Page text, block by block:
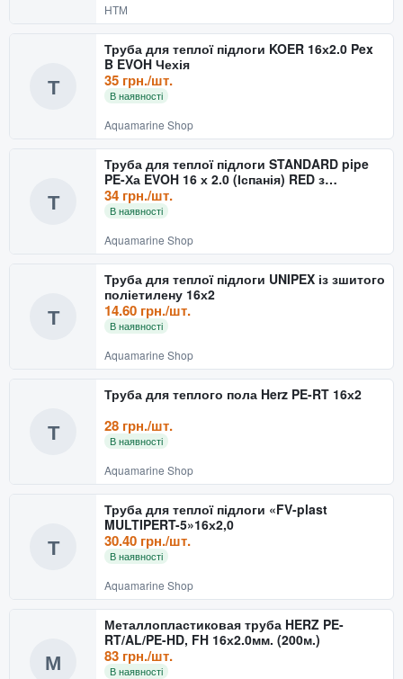
НТМ
Т
Труба для теплої підлоги KOER 16х2.0 Pex
B EVOH Чехія
35 грн./шт.
В наявності
Aquamarine Shop
Т
Труба для теплої підлоги STANDARD pipe
PE-Ха EVOH 16 х 2.0 (Іспанія) RED з
кисневим бар'єром
34 грн./шт.
В наявності
Aquamarine Shop
Т
Труба для теплої підлоги UNIPEX із зшитого
поліетилену 16х2
14.60 грн./шт.
В наявності
Aquamarine Shop
Т
Труба для теплого пола Herz PE-RT 16х2
28 грн./шт.
В наявності
Aquamarine Shop
Т
Труба для теплої підлоги «FV-plast
MULTIPERT-5»16х2,0
30.40 грн./шт.
В наявності
Aquamarine Shop
М
Металлопластиковая труба HERZ PE-
RT/AL/PE-HD, FH 16х2.0мм. (200м.)
83 грн./шт.
В наявності